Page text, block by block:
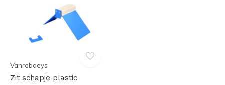
Vanrobaeys
Zit schapje plastic